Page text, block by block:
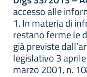
accesso alle
1. In materia di
restano ferme le
già previste
legislativo 3
marzo 2001, n.